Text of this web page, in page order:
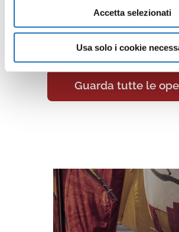
Accetta selezionati
Usa solo i cookie
opere della collezione
Cesenatico nella Galleria
un viaggio artistico senza
Guarda tutte le